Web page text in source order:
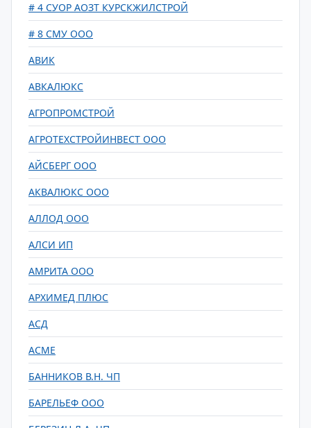
# 4 СУОР АОЗТ КУРСКЖИЛСТРОЙ
# 8 СМУ ООО
АВИК
АВКАЛЮКС
АГРОПРОМСТРОЙ
АГРОТЕХСТРОЙИНВЕСТ ООО
АЙСБЕРГ ООО
АКВАЛЮКС ООО
АЛЛОД ООО
АЛСИ ИП
АМРИТА ООО
АРХИМЕД ПЛЮС
АСД
АСМЕ
БАННИКОВ В.Н. ЧП
БАРЕЛЬЕФ ООО